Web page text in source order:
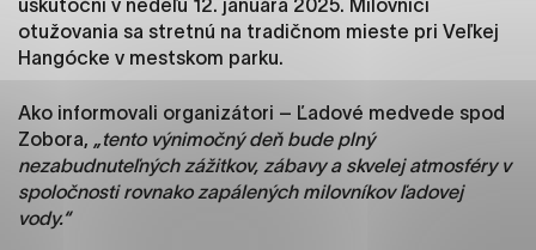
uskutoční v nedeľu 12. januára 2025. Milovníci
otužovania sa stretnú na tradičnom mieste pri Veľkej
Hangócke v mestskom parku.
Ako informovali organizátori – Ľadové medvede spod
Zobora, „tento výnimočný deň bude plný
nezabudnuteľných zážitkov, zábavy a skvelej atmosféry v
spoločnosti rovnako zapálených milovníkov ľadovej
vody.“
ako je navigácia na stránke a prístup k
zabezpečeným oblastiam webovej stránky. Bez
týchto súborov cookie nemôže web správne
Analytické cookies
Analytické cookies pomáhajú prevádzkovateľovi
stránok pochopiť, ako návštevníci stránok stránku